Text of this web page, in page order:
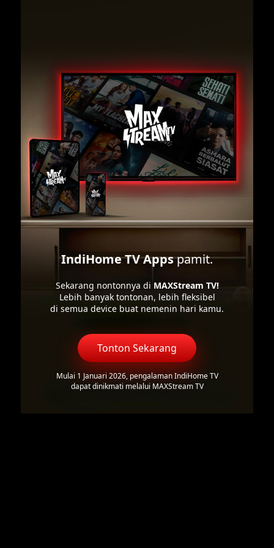
IndiHome TV Appspamit.
Sekarang nontonnya di MAXStream TV!
Lebih banyak tontonan, lebih fleksibel
di semua device buat nemenin hari kamu.
Tonton Sekarang
Mulai 1 Januari 2026, pengalaman IndiHome TV
dapat dinikmati melalui MAXStream TV